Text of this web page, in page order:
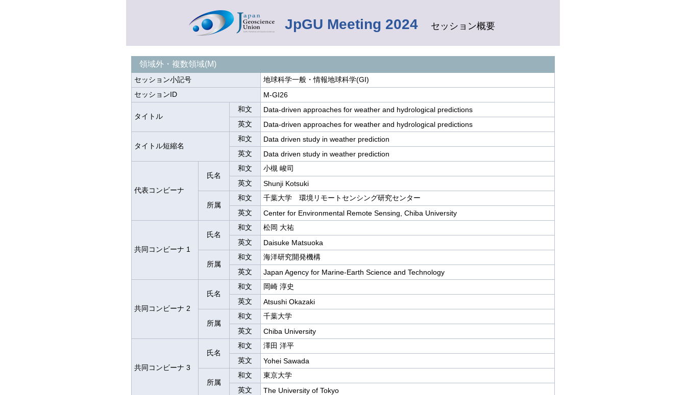
JpGU Meeting 2024 セッション概要
領域外・複数領域(M)
セッション小記号
地球科学一般・情報地球科学(GI)
セッションID
M-GI26
タイトル
和文
Data-driven approaches for weather and hydrological predictions
英文
Data-driven approaches for weather and hydrological predictions
タイトル短縮名
和文
Data driven study in weather prediction
英文
Data driven study in weather prediction
代表コンビーナ
氏名
和文
小槻 峻司
英文
Shunji Kotsuki
所属
和文
千葉大学 環境リモートセンシング研究センター
英文
Center for Environmental Remote Sensing, Chiba University
共同コンビーナ 1
氏名
和文
松岡 大祐
英文
Daisuke Matsuoka
所属
和文
海洋研究開発機構
英文
Japan Agency for Marine-Earth Science and Technology
共同コンビーナ 2
氏名
和文
岡崎 淳史
英文
Atsushi Okazaki
所属
和文
千葉大学
英文
Chiba University
共同コンビーナ 3
氏名
和文
澤田 洋平
英文
Yohei Sawada
所属
和文
東京大学
英文
The University of Tokyo